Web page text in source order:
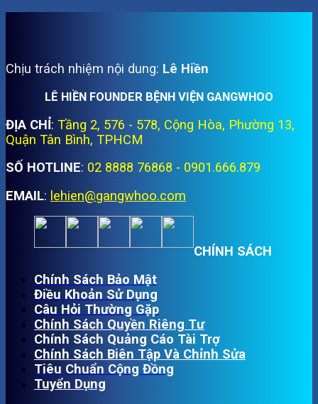
Chịu trách nhiệm nội dung: Lê Hiền
LÊ HIỀN FOUNDER BỆNH VIỆN GANGWHOO
ĐỊA CHỈ: Tầng 2, 576 - 578, Cộng Hòa, Phường 13,
Quận Tân Bình, TPHCM
SỐ HOTLINE: 02 8888 76868 - 0901.666.879
EMAIL: lehien@gangwhoo.com
CHÍNH SÁCH
Chính Sách Bảo Mật
Điều Khoản Sử Dụng
Câu Hỏi Thường Gặp
Chính Sách Quyền Riêng Tư
Chính Sách Quảng Cáo Tài Trợ
Chính Sách Biên Tập Và Chỉnh Sửa
Tiêu Chuẩn Cộng Đồng
Tuyển Dụng